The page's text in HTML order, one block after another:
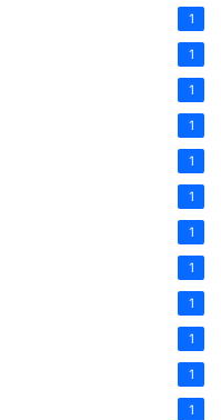
1
1
1
1
1
1
1
1
1
1
1
1